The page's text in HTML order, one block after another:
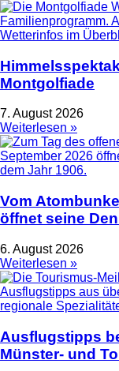
Montgolfiade
7. August 2026
Weiterlesen »
Vom
öffnet seine
6. August 2026
Weiterlesen »
Ausflugstipps
Münster- und